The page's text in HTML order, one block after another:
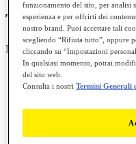
T818 DESK
Numero prodotto 4060287
funzionamento del sito, per analisi
esperienza e per offrirti dei
nostro brand. Puoi accettare tali
scegliendo “Rifiuta tutto”, oppure
cliccando su “Impostazioni
In qualsiasi momento, potrai
del sito web.
Consulta i nostriTermini Generali